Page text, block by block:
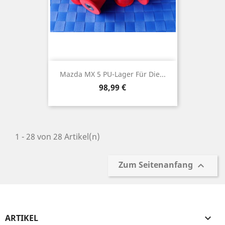
Mazda MX 5 PU-Lager Für Die...
Preis
98,99 €
1 - 28 von 28 Artikel(n)
Zum Seitenanfang 
ARTIKEL 